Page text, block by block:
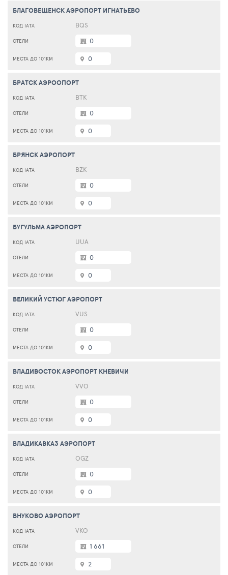
БЛАГОВЕЩЕНСК АЭРОПОРТ ИГНАТЬЕВО
BQS
0
0
БРАТСК АЭРООПОРТ
ВТК
0
0
БРЯНСК АЭРОПОРТ
BZK
0
0
БУГУЛЬМА АЭРОПОРТ
UUA
0
0
ВЕЛИКИЙ УСТЮГ АЭРОПОРТ
VUS
0
0
ВЛАДИВОСТОК АЭРОПОРТ КНЕВИЧИ
VVO
0
0
ВЛАДИКАВКАЗ АЭРОПОРТ
OGZ
0
0
ВНУКОВО АЭРОПОРТ
VKO
1 661
2